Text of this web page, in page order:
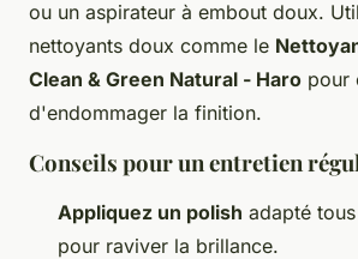
ou un aspirateur à embout doux.
nettoyants doux comme le
Clean & Green Natural - Haro pour
d'endommager la finition.
Conseils pour un entretien
Appliquez un polish adapté
pour raviver la brillance.